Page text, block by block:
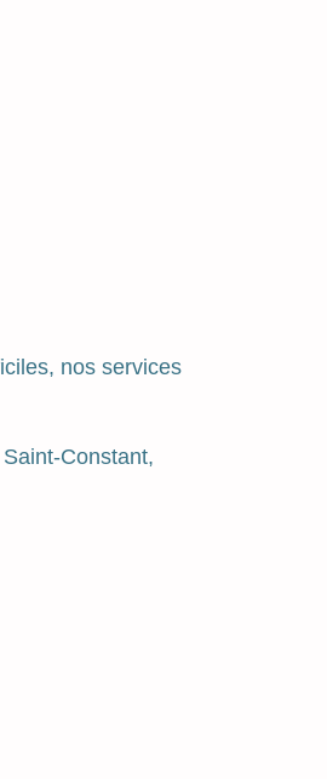
nos services
Constant,